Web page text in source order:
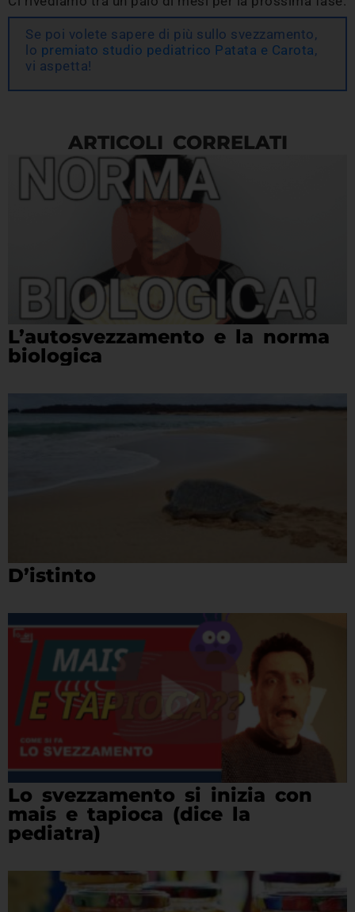
Se poi volete sapere di più sullo svezzamento,
lo premiato studio pediatrico Patata e Carota,
vi aspetta!
ARTICOLI CORRELATI
L’autosvezzamento e la norma
biologica
D’istinto
Lo svezzamento si inizia con
mais e tapioca (dice la
pediatra)